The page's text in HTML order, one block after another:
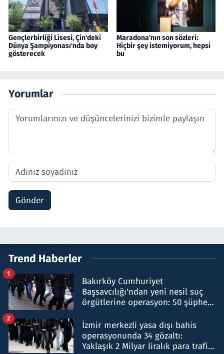
Gençlerbirliği Lisesi, Çin'deki
Dünya Şampiyonası'nda boy
gösterecek
Maradona'nın son sözleri:
Hiçbir şey istemiyorum, hepsi
bu
Yorumlar
Gönder
Trend Haberler
Bakırköy Cumhuriyet
Başsavcılığı'ndan yeni nesil suç
örgütlerine operasyon: 50 şüpheli
1
İzmir merkezli yasa dışı bahis
operasyonunda 34 gözaltı:
Yaklaşık 2 Milyar liralık para trafiği
2